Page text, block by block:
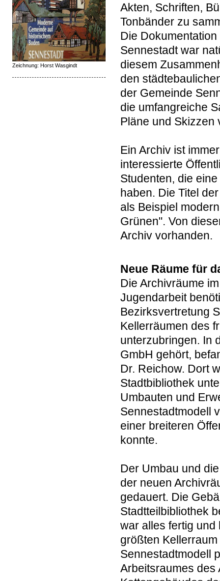
Akten, Schriften,
Tonbänder zu
Die
Sennestadt war
diesem
den
der Gemeinde
die umfangreiche
Pläne und Skizzen
Ein Archiv ist
interessierte
Studenten, die
haben. Die Titel
als Beispiel
Grünen". Von
Archiv vorhanden.
Neue Räume für
Die Archivräume
Jugendarbeit
Bezirksvertretung
Kellerräumen des
unterzubringen. In
GmbH gehört,
Dr. Reichow. Dort
Stadtbibliothek
Umbauten und
Sennestadtmodell
einer breiteren
konnte.
Der Umbau und
der neuen
gedauert. Die
Stadtteilbibliothek
war alles fertig und
größten
Sennestadtmodell
Arbeitsraumes des
Zeichnung: Horst Wasgindt